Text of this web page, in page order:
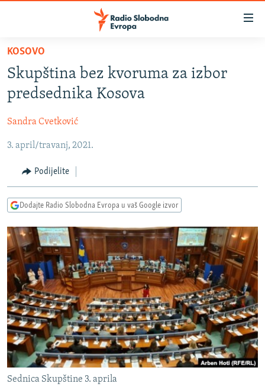
Pređite
glavni
sadržaj
Pređite
na
navigaciju
Pređite
pretragu
VIJESTI
BOSNA I HERCEGOVINA
SRBIJA
KOSOVO
CRNA GORA
VIZUELNO
FOTOGALERIJE
INFOGRAFIKE
PODCASTI
RAT U UKRAJINI
KINA NA BALKANU
RSE PRIČE IZ SVIJETA
ISPRIČAJ MI
DNEVNO@RSE
SPECIJALI RSE
VIŠE OD NASLOVA
GENOCID U SREBRENICI
POPLAVE I KLIZIŠTA U BIH 2024.
PRATITE NAS
KOSOVO
Skupština bez kvoruma za izbor
predsednika Kosova
Sandra Cvetković
3. april/travanj, 2021.
Podijelite
Dodajte Radio Slobodna Evropa u vaš Google izvor
Sednica Skupštine 3. aprila